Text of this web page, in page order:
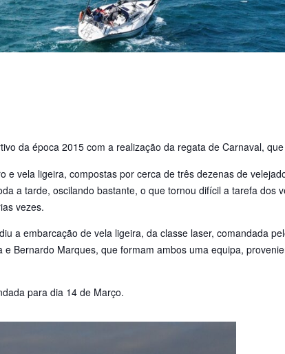
da época 2015 com a realização da regata de Carnaval,
vela ligeira, compostas por cerca de três dezenas de
a tarde, oscilando bastante, o que tornou difícil a tarefa dos
vezes.
a embarcação de vela ligeira, da classe laser, comandada
Bernardo Marques, que formam ambos uma equipa,
para dia 14 de Março.